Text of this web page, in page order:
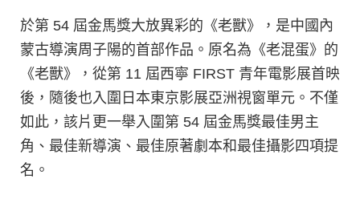
於第 54 屆金馬獎大放異彩的《老獸》，是中國內
蒙古導演周子陽的首部作品。原名為《老混蛋》的
《老獸》，從第 11 屆西寧 FIRST 青年電影展首映
後，隨後也入圍日本東京影展亞洲視窗單元。不僅
如此，該片更一舉入圍第 54 屆金馬獎最佳男主
角、最佳新導演、最佳原著劇本和最佳攝影四項提
名。